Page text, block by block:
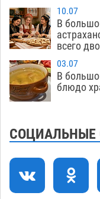
стартует в
15:58
десять раз
15:14 Гость из
астраханок
14:00
Тысяча
10.07
В
всего
03.07
В
блюдо
СОЦИАЛЬНЫЕ